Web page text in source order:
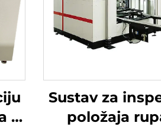
–
Sustav za
položaja